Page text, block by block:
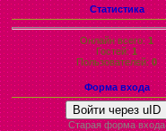
Статистика
Онлайн всего:1
Гостей:1
Пользователей:0
Форма входа
Войти через uID
Старая форма входа